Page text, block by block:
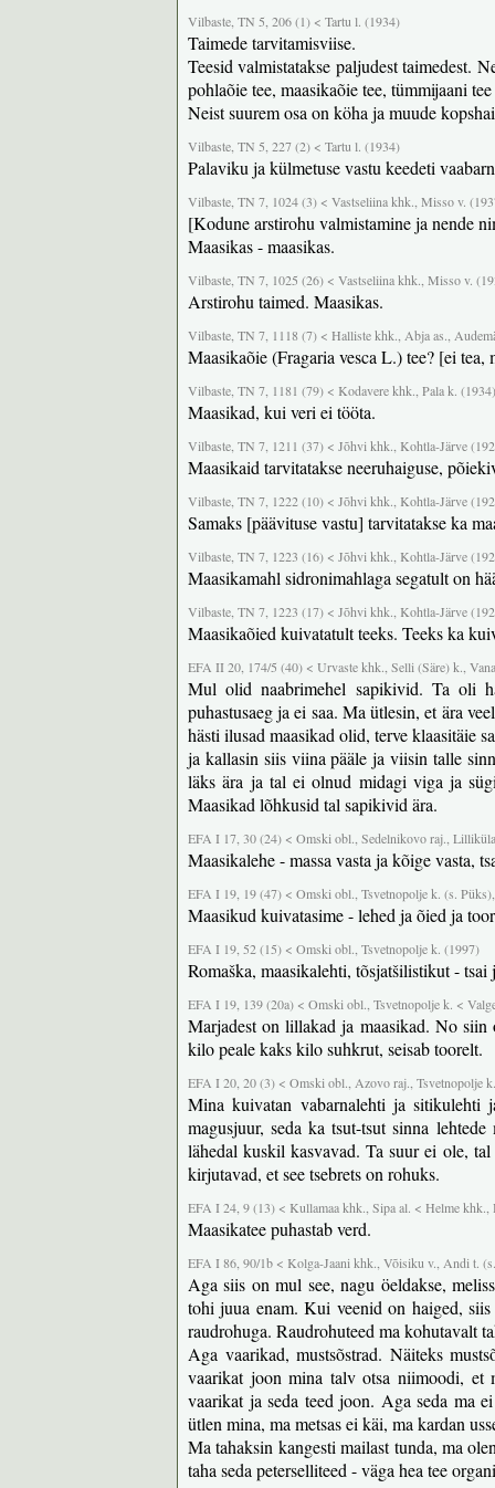
Vilbaste, TN 5, 206 (1) < Tartu l. (1934)
Taimede tarvitamisviise.
Teesid valmistatakse paljudest taimedest.
pohlaõie tee, maasikaõie tee, tümmijaani
Neist suurem osa on köha ja muude
Vilbaste, TN 5, 227 (2) < Tartu l. (1934)
Palaviku ja külmetuse vastu keedeti
Vilbaste, TN 7, 1024 (3) < Vastseliina khk., Misso v.
[Kodune arstirohu valmistamine ja nende
Maasikas - maasikas.
Vilbaste, TN 7, 1025 (26) < Vastseliina khk., Misso v.
Arstirohu taimed. Maasikas.
Vilbaste, TN 7, 1118 (7) < Halliste khk., Abja as.,
Maasikaõie (Fragaria vesca L.) tee? [ei tea,
Vilbaste, TN 7, 1181 (79) < Kodavere khk., Pala k. (1934)
Maasikad, kui veri ei tööta.
Vilbaste, TN 7, 1211 (37) < Jõhvi khk., Kohtla-Järve
Maasikaid tarvitatakse neeruhaiguse,
Vilbaste, TN 7, 1222 (10) < Jõhvi khk., Kohtla-Järve
Samaks [päävituse vastu] tarvitatakse ka
Vilbaste, TN 7, 1223 (16) < Jõhvi khk., Kohtla-Järve
Maasikamahl sidronimahlaga segatult on
Vilbaste, TN 7, 1223 (17) < Jõhvi khk., Kohtla-Järve
Maasikaõied kuivatatult teeks. Teeks ka
EFA II 20, 174/5 (40) < Urvaste khk., Selli (Säre) k.,
Mul olid naabrimehel sapikivid. Ta oli
puhastusaeg ja ei saa. Ma ütlesin, et ära
hästi ilusad maasikad olid, terve klaasitäie
ja kallasin siis viina pääle ja viisin talle
läks ära ja tal ei olnud midagi viga ja
Maasikad lõhkusid tal sapikivid ära.
EFA I 17, 30 (24) < Omski obl., Sedelnikovo raj.,
Maasikalehe - massa vasta ja kõige vasta,
EFA I 19, 19 (47) < Omski obl., Tsvetnopolje k. (s.
Maasikud kuivatasime - lehed ja õied ja
EFA I 19, 52 (15) < Omski obl., Tsvetnopolje k. (1997)
Romaška, maasikalehti, tõsjatšilistikut -
EFA I 19, 139 (20a) < Omski obl., Tsvetnopolje k. <
Marjadest on lillakad ja maasikad. No siin
kilo peale kaks kilo suhkrut, seisab toorelt.
EFA I 20, 20 (3) < Omski obl., Azovo raj., Tsvetnopolje
Mina kuivatan vabarnalehti ja sitikulehti
magusjuur, seda ka tsut-tsut sinna
lähedal kuskil kasvavad. Ta suur ei ole,
kirjutavad, et see tsebrets on rohuks.
EFA I 24, 9 (13) < Kullamaa khk., Sipa al. < Helme
Maasikatee puhastab verd.
EFA I 86, 90/1b < Kolga-Jaani khk., Võisiku v., Andi t.
Aga siis on mul see, nagu öeldakse,
tohi juua enam. Kui veenid on haiged,
raudrohuga. Raudrohuteed ma kohutavalt
Aga vaarikad, mustsõstrad. Näiteks
vaarikat joon mina talv otsa niimoodi, et
vaarikat ja seda teed joon. Aga seda ma
ütlen mina, ma metsas ei käi, ma kardan
Ma tahaksin kangesti mailast tunda, ma
taha seda peterselliteed - väga hea tee